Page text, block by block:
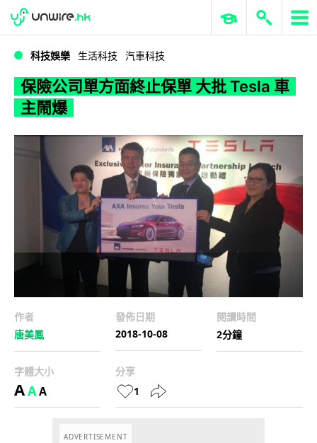
保險公司單方面終止保單 大批 Tesla 車主鬧爆
WWDC 2026 ERP 與商業 AI
科技娛樂 生活科技 汽車科技
保險公司單方面終止保單 大批 Tesla 車
主鬧爆
作者
唐美鳳
發佈日期
2018-10-08
閱讀時間
2分鐘
字體大小
AAA
分享
1
ADVERTISEMENT